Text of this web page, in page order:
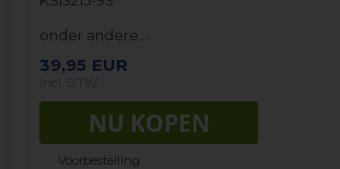
onder andere…
39,95 EUR
Voorbestelling